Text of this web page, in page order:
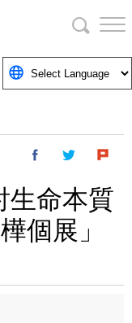
生命本質
個展」